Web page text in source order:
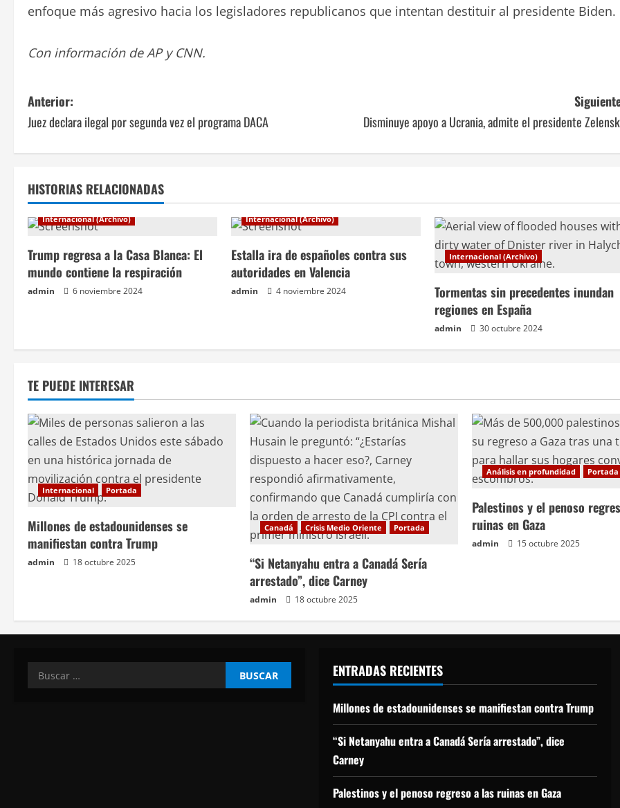
enfoque más agresivo hacia los legisladores republicanos que intentan destituir al presidente Biden.
Con información de AP y CNN.
N
a
v
e
g
a
c
d
e
e
n
t
r
a
a
s
Anterior:
Juez declara ilegal por segunda vez el programa DACA
Disminuye apoyo a Ucrania, admite el presidente
HISTORIAS RELACIONADAS
Internacional (Archivo)
Trump regresa a la Casa Blanca: El
mundo contiene la respiración
admin 6 noviembre 2024
Internacional (Archivo)
Estalla ira de españoles contra sus
autoridades en Valencia
admin 4 noviembre 2024
Internacional (Archivo)
Tormentas sin precedentes inundan
regiones en España
admin 30 octubre 2024
TE PUEDE INTERESAR
Internacional Portada
Millones de estadounidenses se
manifiestan contra Trump
admin 18 octubre 2025
Canadá Crisis Medio Oriente Portada
“Si Netanyahu entra a Canadá Sería
arrestado”, dice Carney
admin 18 octubre 2025
Análisis en profundidad Portada
Palestinos y el penoso
ruinas en Gaza
admin 15 octubre 2025
Buscar: ENTRADAS RECIENTES
Millones de estadounidenses se manifiestan contra Trump
“Si Netanyahu entra a Canadá Sería arrestado”, dice
Carney
Palestinos y el penoso regreso a las ruinas en Gaza